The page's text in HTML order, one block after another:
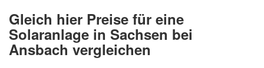
Gleich hier Preise für eine
Solaranlage in Sachsen bei
Ansbach vergleichen